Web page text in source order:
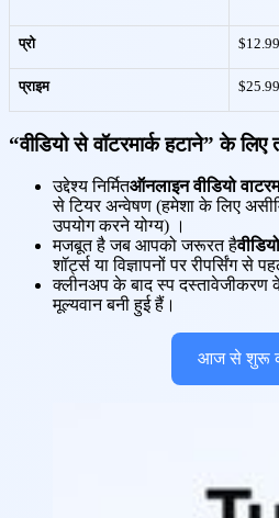
प्रो
प्राइम
“वीडियो से वॉटरमार्क हटाने” के लिए
उद्देश्य निर्मितऑनलाइन वीडियो
से टियर अन्वेषण (हमेशा के लिए
उपयोग करने योग्य) ।
मजबूत है जब आपको जरूरत है
शॉर्ट्स या विज्ञापनों पर रीपर्सिंग से
क्लीनअप के बाद स्प दस्तावेजीकरण
मूल्यवान बनी हुई हैं।
आज से शुरू